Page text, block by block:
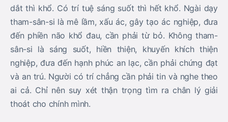
dắt thì khổ. Có trí tuệ sáng suốt thì hết khổ. Ngài dạy
tham-sân-si là mê lầm, xấu ác, gây tạo ác nghiệp, đưa
đến phiền não khổ đau, cần phải từ bỏ. Không tham-
sân-si là sáng suốt, hiền thiện, khuyến khích thiện
nghiệp, đưa đến hạnh phúc an lạc, cần phải chứng đạt
và an trú. Người có trí chẳng cần phải tin và nghe theo
ai cả. Chỉ nên suy xét thận trọng tìm ra chân lý giải
thoát cho chính mình.